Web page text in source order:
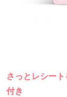
さっとレシー
付き